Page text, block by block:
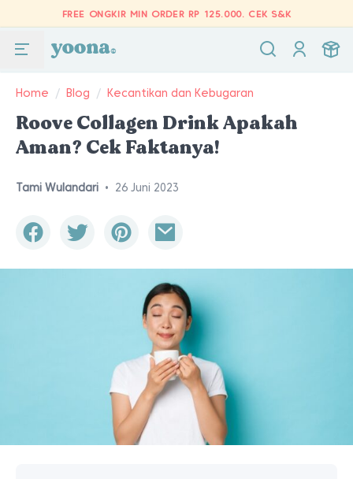
FREE ONGKIR MIN ORDER RP 125.000. CEK S&K
Home / Blog / Kecantikan dan Kebugaran
Roove Collagen Drink Apakah
Aman? Cek Faktanya!
Tami Wulandari • 26 Juni 2023